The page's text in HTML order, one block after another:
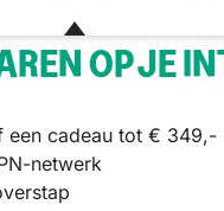
OP JE
een cadeau tot € 349,-
netwerk